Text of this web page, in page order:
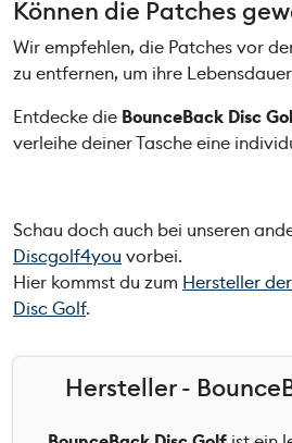
Können die Patches
Wir empfehlen, die Patches vor
zu entfernen, um ihre
Entdecke die BounceBack Disc
verleihe deiner Tasche eine
Schau doch auch bei unseren
Discgolf4you vorbei.
Hier kommst du zum Hersteller
Disc Golf.
Hersteller -